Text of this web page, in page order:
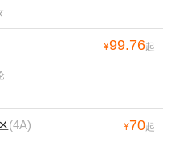
¥133起
99.76起